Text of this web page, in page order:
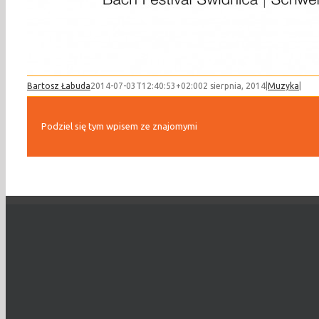
Bartosz Łabuda2014-07-03T12:40:53+02:002 sierpnia, 2014 Muzyka
Podziel się tym wpisem ze znajomymi